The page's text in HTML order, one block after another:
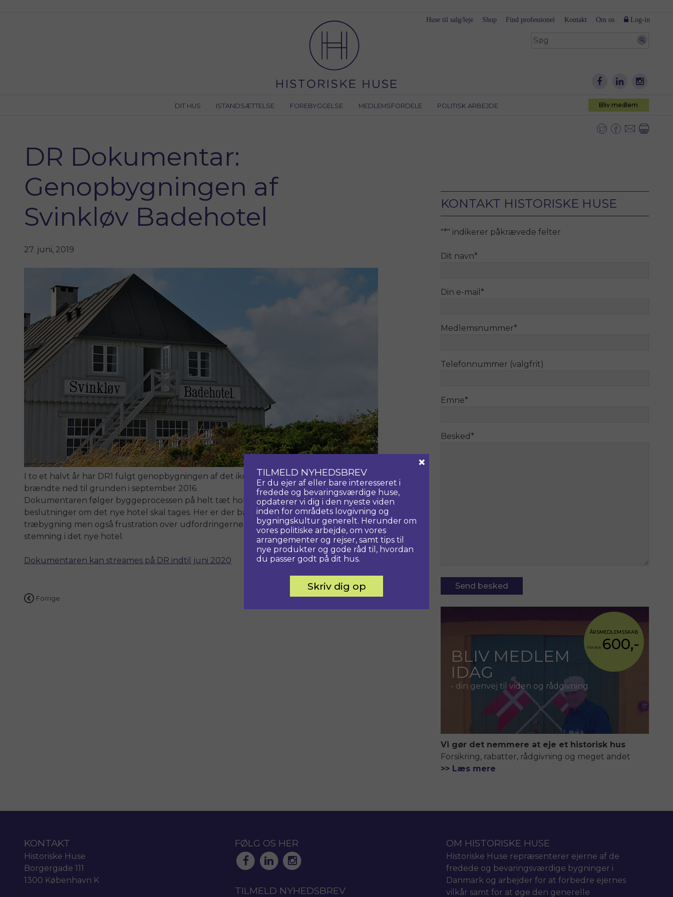
DIT HUS ISTANDSÆTTELSE FOREBYGGELSE MEDLEMSFORDELE POLITISK ARBEJDE Bliv medlem
Huse til salg/leje Shop Find professionel Kontakt Om os Log-in
DR Dokumentar:
Genopbygningen af
Svinkløv Badehotel
27. juni, 2019
I to et halvt år har DR1 fulgt genopbygningen af det ikoniske Svinkløv Badehotel, der
brændte ned til grunden i september 2016.
Dokumentaren følger byggeprocessen på helt tæt hold, og er med når de svære
beslutninger om det nye hotel skal tages. Her er der både kærlighed til den oprindelige
træbygning men også frustration over udfordringerne ved at skabe den velkendte
stemning i det nye hotel.
Dokumentaren kan streames på DR indtil juni 2020
Indlægsnavigation
Forrige Næste
KONTAKT HISTORISKE HUSE
"*" indikerer påkrævede felter
Dit navn*
Din e-mail *
Medlemsnummer*
Telefonnummer (valgfrit)
Emne*
Besked *
BLIV MEDLEM
IDAG
- din genvej til viden og rådgivning
ÅRSMEDLEMSSKAB
FRA KUN 600,-
Vi gør det nemmere at eje et historisk hus
Forsikring, rabatter, rådgivning og meget andet
>> Læs mere
KONTAKT
Historiske Huse
Borgergade 111
1300 København K
FØLG OS HER
TILMELD NYHEDSBREV
OM HISTORISKE HUSE
Historiske Huse repræsenterer ejerne af de
fredede og bevaringsværdige bygninger i
Danmark og arbejder for at forbedre ejernes
vilkår samt for at øge den generelle
TILMELD NYHEDSBREV
Er du ejer af eller bare interesseret i
fredede og bevaringsværdige huse,
opdaterer vi dig i den nyeste viden
inden for områdets lovgivning og
bygningskultur generelt. Herunder om
vores politiske arbejde, om vores
arrangementer og rejser, samt tips til
nye produkter og gode råd til, hvordan
du passer godt på dit hus.
Skriv dig op
×